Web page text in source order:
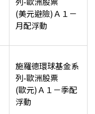
(美元避險)Ａ１－
月配浮動
施羅德環球基金系
列-歐洲股票
(歐元)Ａ１－季配
浮動